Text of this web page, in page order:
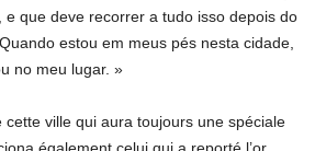
e que deve recorrer a tudo isso depois do
estou em meus pés nesta cidade,
no meu lugar. »
cette ville qui aura toujours une spéciale
également celui qui a reporté l’or